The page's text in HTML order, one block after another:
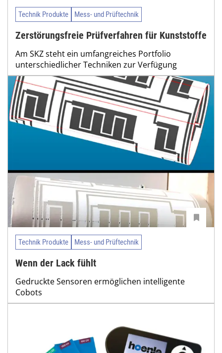
Technik Produkte Mess- und Prüftechnik
Zerstörungsfreie Prüfverfahren für Kunststoffe
Am SKZ steht ein umfangreiches Portfolio
unterschiedlicher Techniken zur Verfügung
Technik Produkte Mess- und Prüftechnik
Wenn der Lack fühlt
Gedruckte Sensoren ermöglichen intelligente
Cobots